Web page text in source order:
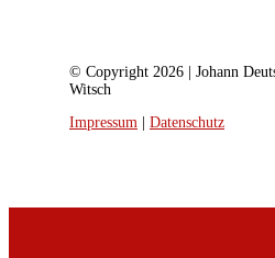
© Copyright 2026 | Johann
Witsch
Impressum
Datenschutz